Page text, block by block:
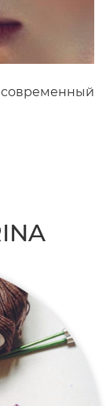
современный